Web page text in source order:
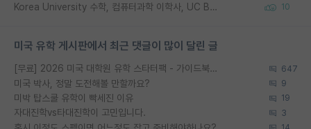
Korea University 수학, 컴퓨터과학 이학사, UC Berkeley 산업공학 대학원 공학박사가 되는 것은 쉽지 않겠죠? 10
미국 유학 게시판에서 최근 댓글이 많이 달린 글
[무료] 2026 미국 대학원 유학 스타터팩 - 가이드북 & 합격자 컨택메일 템플릿 647
미국 박사, 정말 도전해볼 만할까요? 9
미박 탑스쿨 유학이 빡세진 이유 19
자대진학vs타대진학이 고민입니다. 3